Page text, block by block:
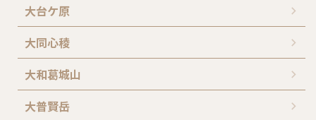
大台ケ原
大同心稜
大和葛城山
大普賢岳